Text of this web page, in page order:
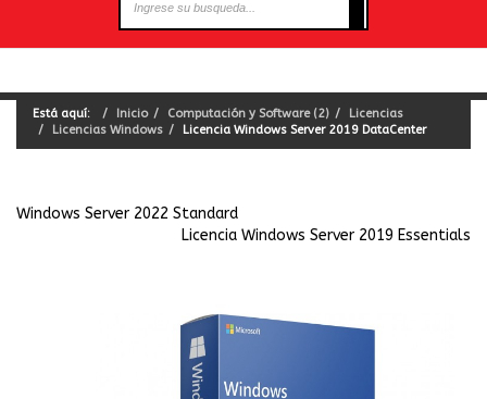
Está aquí: Inicio Computación y Software (2)
Licencias
Licencias Windows
Licencia Windows Server 2019 DataCenter
Windows Server 2022 Standard
Licencia Windows Server 2019 Essentials